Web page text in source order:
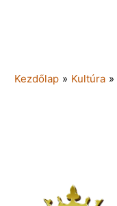
Kezdőlap » Kultúra »